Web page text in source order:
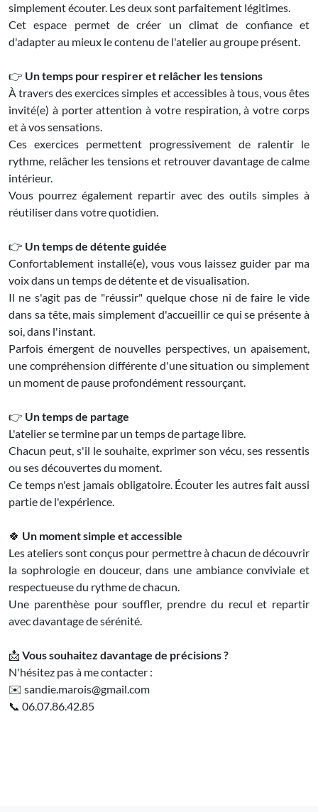
simplement écouter. Les deux sont parfaitement légitimes.
Cet espace permet de créer un climat de confiance et
d'adapter au mieux le contenu de l'atelier au groupe présent.
👉 Un temps pour respirer et relâcher les tensions
À travers des exercices simples et accessibles à tous, vous êtes
invité(e) à porter attention à votre respiration, à votre corps
et à vos sensations.
Ces exercices permettent progressivement de ralentir le
rythme, relâcher les tensions et retrouver davantage de calme
intérieur.
Vous pourrez également repartir avec des outils simples à
réutiliser dans votre quotidien.
👉 Un temps de détente guidée
Confortablement installé(e), vous vous laissez guider par ma
voix dans un temps de détente et de visualisation.
Il ne s'agit pas de "réussir" quelque chose ni de faire le vide
dans sa tête, mais simplement d'accueillir ce qui se présente à
soi, dans l'instant.
Parfois émergent de nouvelles perspectives, un apaisement,
une compréhension différente d'une situation ou simplement
un moment de pause profondément ressourçant.
👉 Un temps de partage
L'atelier se termine par un temps de partage libre.
Chacun peut, s'il le souhaite, exprimer son vécu, ses ressentis
ou ses découvertes du moment.
Ce temps n'est jamais obligatoire. Écouter les autres fait aussi
partie de l'expérience.
🍀 Un moment simple et accessible
Les ateliers sont conçus pour permettre à chacun de découvrir
la sophrologie en douceur, dans une ambiance conviviale et
respectueuse du rythme de chacun.
Une parenthèse pour souffler, prendre du recul et repartir
avec davantage de sérénité.
📩 Vous souhaitez davantage de précisions ?
N'hésitez pas à me contacter :
✉️ sandie.marois@gmail.com
📞 06.07.86.42.85